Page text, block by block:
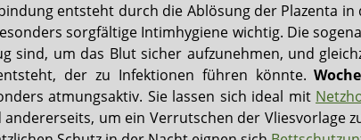
Unterhosen Vlieswindeln
XXL Produkte
Bademode
Vorlagen Schutzhosen PVC &
PVC & PU Männer Fixierhosen &
Zubehör Penisklemmen
Ess Schürzen &
Taschen WCs
Shampoo
Attends
Ontex
Medintim
entsteht durch die Ablösung der Plazenta
sorgfältige Intimhygiene wichtig. Die
sind, um das Blut sicher aufzunehmen, und
der zu Infektionen führen könnte.
atmungsaktiv. Sie lassen sich ideal mit
um ein Verrutschen der Vliesvorlage